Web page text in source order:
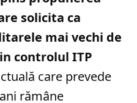
solicita ca
mai vechi de
controlul ITP
care prevede
rămâne